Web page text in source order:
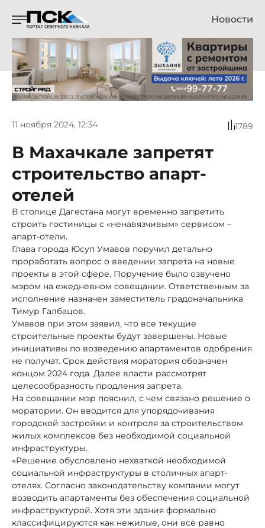
Новости
11 ноября 2024, 12:34 1789
В Махачкале запретят
строительство апарт-
отелей
В столице Дагестана могут временно запретить
строить гостиницы с «ненавязчивым» сервисом –
апарт-отели.
Глава города Юсуп Умавов поручил детально
проработать вопрос о введении запрета на новые
проекты в этой сфере. Поручение было озвучено
мэром на ежедневном совещании. Ответственным за
исполнение назначен заместитель градоначальника
Тимур Галбацов.
Умавов при этом заявил, что все текущие
строительные проекты будут завершены. Новые
инициативы по возведению апартаментов одобрения
не получат. Срок действия моратория обозначен
концом 2024 года. Далее власти рассмотрят
целесообразность продления запрета.
На совещании мэр пояснил, с чем связано решение о
моратории. Он вводится для упорядочивания
городской застройки и контроля за строительством
жилых комплексов без необходимой социальной
инфраструктуры.
«Решение обусловлено нехваткой необходимой
социальной инфраструктуры в столичных апарт-
отелях. Согласно законодательству компании могут
возводить апартаменты без обеспечения социальной
инфраструктурой. Хотя эти здания формально
классифицируются как нежилые, они всё равно